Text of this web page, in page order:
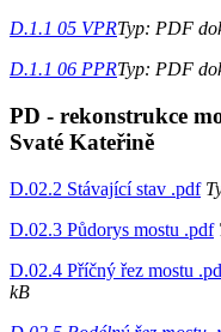
D.1.1 05 VPRTyp: PDF
D.1.1 06 PPRTyp: PDF
PD - rekonstrukce
Svaté Kateřině
D.02.2 Stávající stav .pdf
D.02.3 Půdorys mostu .pdf
D.02.4 Příčný řez mostu
kB